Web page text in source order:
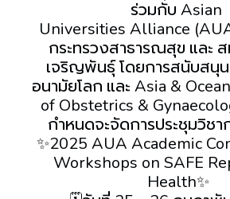
ร่วมกับ Asian
Universities Alliance
กระทรวงสาธารณสุข และ
เจริญพันธุ์ โดยการสนับสนุ
อนามัยโลก และ Asia &
of Obstetrics &
กำหนดจะจัดการประชุมวิชา
✨2025 AUA Academic
Workshops on SAFE
Health✨